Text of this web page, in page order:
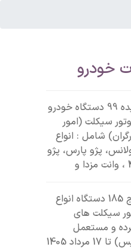
خودرو
مزایده 99 دستگاه خودرو
سیکلت (امور
شامل : انواع
پژو پارس، پژو
و
حراج 185 دستگاه انواع
سیکلت های
و مستعمل
مرداد 1405